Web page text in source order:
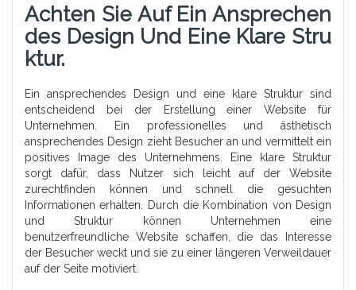
Achten Sie Auf Ein Ansprechen
Des Design Und Eine Klare Stru
Ktur.
Ein ansprechendes Design und eine klare Struktur sind
entscheidend bei der Erstellung einer Website für
Unternehmen. Ein professionelles und ästhetisch
ansprechendes Design zieht Besucher an und vermittelt ein
positives Image des Unternehmens. Eine klare Struktur
sorgt dafür, dass Nutzer sich leicht auf der Website
zurechtfinden können und schnell die gesuchten
Informationen erhalten. Durch die Kombination von Design
und Struktur können Unternehmen eine
benutzerfreundliche Website schaffen, die das Interesse
der Besucher weckt und sie zu einer längeren Verweildauer
auf der Seite motiviert.